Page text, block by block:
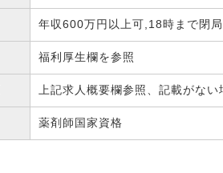
年収600万円以上可,18時まで閉
福利厚生欄を参照
上記求人概要欄参照、記載がな
薬剤師国家資格